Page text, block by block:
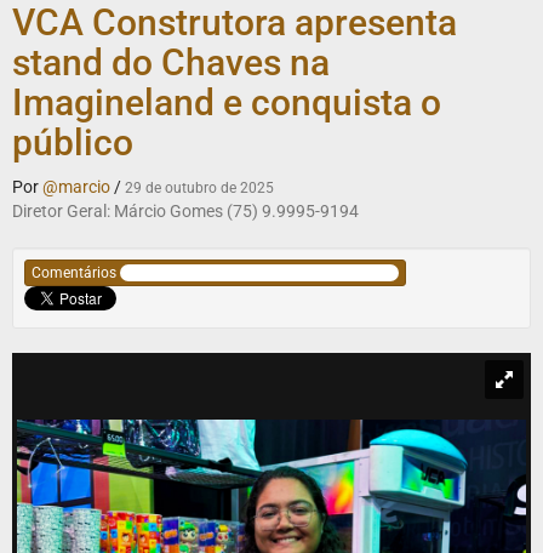
VCA Construtora apresenta
stand do Chaves na
Imagineland e conquista o
público
Por@marcio / 29 de outubro de 2025
Diretor Geral: Márcio Gomes (75) 9.9995-9194
Comentários